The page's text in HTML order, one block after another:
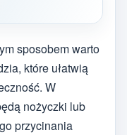
sposobem warto
które ułatwią
W
nożyczki lub
przycinania